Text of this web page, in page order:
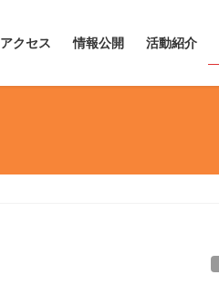
アクセス 情報公開 活動紹介